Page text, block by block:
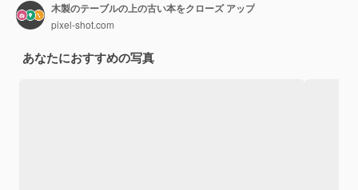
木製のテーブルの上の古い本をクローズ アップ
pixel-shot.com
あなたにおすすめの写真